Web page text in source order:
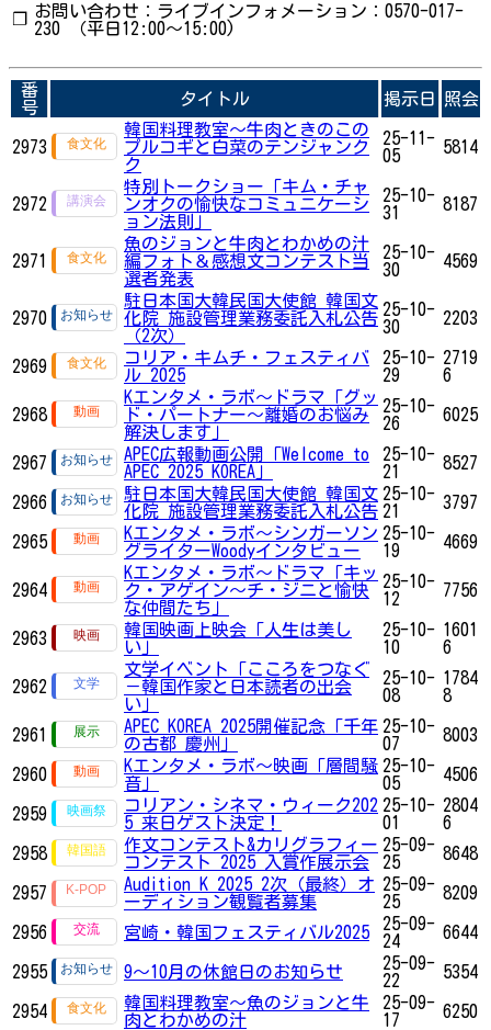
❐ お問い合わせ：ライブインフォメーション：0570-017-
230 （平日12:00～15:00)
番
号
タイトル 掲示日 照会
2973
韓国料理教室～牛肉ときのこの
プルコギと白菜のテンジャンク
ク
25-11-
05
5814
2972
特別トークショー「キム・チャ
ンオクの愉快なコミュニケーシ
ョン法則」
25-10-
31
8187
2971
魚のジョンと牛肉とわかめの汁
編フォト＆感想文コンテスト当
選者発表
25-10-
30
4569
2970
駐日本国大韓民国大使館 韓国文
化院 施設管理業務委託入札公告
（2次）
25-10-
30
2203
2969
コリア・キムチ・フェスティバ
ル 2025
25-10-
29
2719
6
2968
Kエンタメ・ラボ～ドラマ「グッ
ド・パートナー～離婚のお悩み
解決します」
25-10-
26
6025
2967
APEC広報動画公開「Welcome to
APEC 2025 KOREA」
25-10-
21
8527
2966
駐日本国大韓民国大使館 韓国文
化院 施設管理業務委託入札公告
25-10-
21
3797
2965
Kエンタメ・ラボ～シンガーソン
グライターWoodyインタビュー
25-10-
19
4669
2964
Kエンタメ・ラボ～ドラマ「キッ
ク・アゲイン～チ・ジニと愉快
な仲間たち」
25-10-
12
7756
2963
韓国映画上映会「人生は美し
い」
25-10-
10
1601
6
2962
文学イベント「こころをつなぐ
－韓国作家と日本読者の出会
い」
25-10-
08
1784
8
2961
APEC KOREA 2025開催記念「千年
の古都 慶州」
25-10-
07
8003
2960
Kエンタメ・ラボ～映画「層間騒
音」
25-10-
05
4506
2959
コリアン・シネマ・ウィーク202
5 来日ゲスト決定！
25-10-
01
2804
6
2958
作文コンテスト&カリグラフィー
コンテスト 2025 入賞作展示会
25-09-
25
8648
2957
Audition K 2025 2次（最終）オ
ーディション観覧者募集
25-09-
25
8209
2956 宮崎・韓国フェスティバル2025
25-09-
24
6644
2955 9～10月の休館日のお知らせ
25-09-
22
5354
2954
韓国料理教室～魚のジョンと牛
肉とわかめの汁
25-09-
17
6250